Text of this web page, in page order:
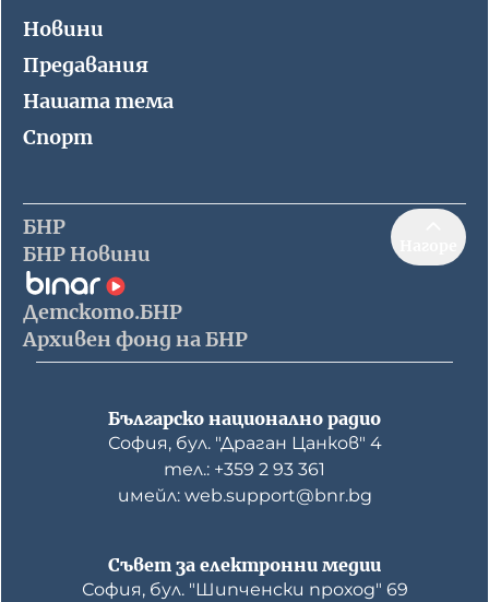
Новини
Предавания
Нашата тема
Спорт
БНР
БНР Новини
Детското.БНР
Архивен фонд на БНР
Българско национално радио
София, бул. "Драган Цанков" 4
тел.: +359 2 93 361
имейл: web.support@bnr.bg
Съвет за електронни медии
София, бул. "Шипченски проход" 69